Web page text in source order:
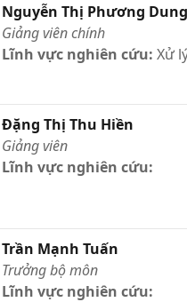
Nguyễn Thị Phương Dung
Giảng viên chính
Lĩnh vực nghiên cứu:Xử
Đặng Thị Thu Hiền
Giảng viên
Lĩnh vực nghiên cứu:
Trần Mạnh Tuấn
Trưởng bộ môn
Lĩnh vực nghiên cứu: